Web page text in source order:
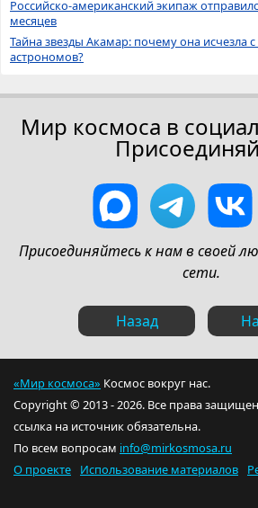
Российско-американский экипаж
месяцев
Тайна звезды Акамар: почему она исчезла
астрономов?
Мир космоса в
Присоединяйтесь к нам в своей
сети.
Назад
«Мир космоса» Космос вокруг нас.
Copyright © 2013 - 2026. Все права
ссылка на источник обязательна.
По всем вопросам info@mirkosmosa.ru
О проекте
Использование материалов